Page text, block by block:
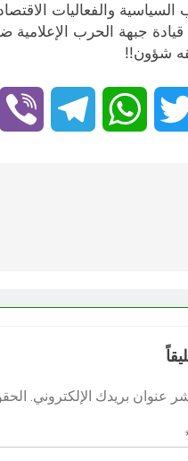
السياسية والفعاليات
شؤون!!
Twitter
WhatsApp
عنوان بريدك الإلكتروني.